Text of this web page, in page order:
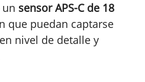
sensor APS-C de 18
que puedan captarse
nivel de detalle y